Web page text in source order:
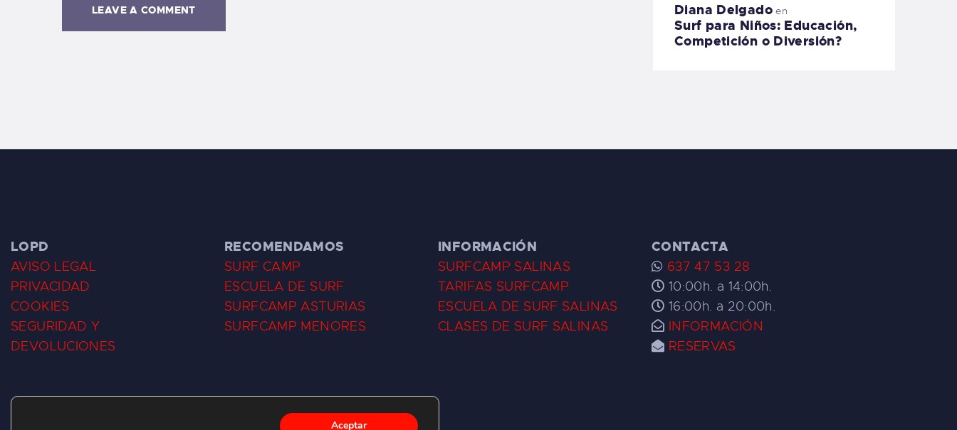
Diana Delgadoen
Surf para Niños: Educación,
Competición o Diversión?
LOPD
AVISO LEGAL
PRIVACIDAD
COOKIES
SEGURIDAD Y
DEVOLUCIONES
RECOMENDAMOS
SURF CAMP
ESCUELA DE SURF
SURFCAMP ASTURIAS
SURFCAMP MENORES
INFORMACIÓN
SURFCAMP SALINAS
TARIFAS SURFCAMP
ESCUELA DE SURF SALINAS
CLASES DE SURF SALINAS
CONTACTA
637 47 53 28
10:00h. a 14:00h.
16:00h. a 20:00h.
INFORMACIÓN
RESERVAS
Aceptar